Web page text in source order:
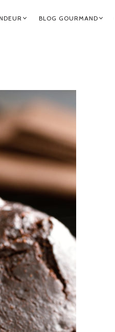
BLOG GOURMAND